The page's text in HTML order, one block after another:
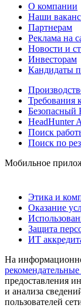
О компании
Наши
Партнерам
Реклама на
Новости и
Инвесторам
Кандидаты
Требования
Безопасный
HeadHunter
Поиск
Поиск по
Мобильное
Этика и
Оказание
Защита
ИТ
На
предоставления
и анализа
пользователей